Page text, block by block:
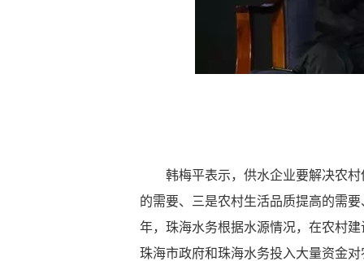
韩梅平表示，供水企业要解决农
的需要、三是农村生活品质提高的需
年，珠海水务根据水源情况，在农村
珠海市政府和珠海水务投入大量资金